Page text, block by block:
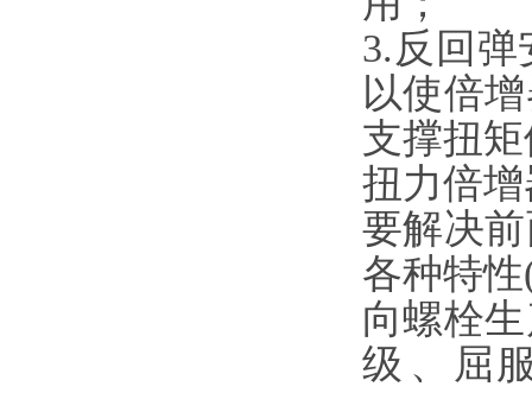
3.反回
以使倍增
支撑扭矩
扭力倍增
要解决
各种特性(
向螺栓生
级、